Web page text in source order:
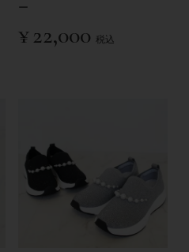
ー
¥22,000 税込